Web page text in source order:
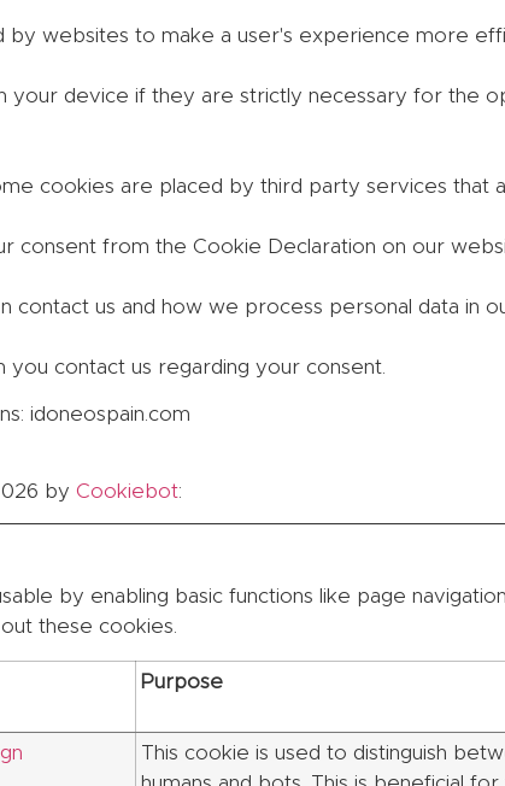
by websites to make a user's experience more
your device if they are strictly necessary for the
cookies are placed by third party services that
consent from the Cookie Declaration on our
us and how we process personal data in
contact us regarding your consent.
idoneospain.com
by Cookiebot:
by enabling basic functions like page
these cookies.
Purpose
This cookie is used to distinguish